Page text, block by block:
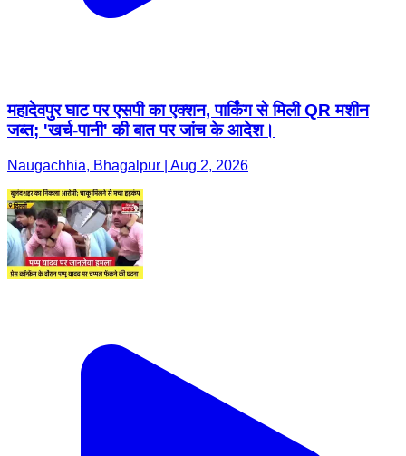
महादेवपुर घाट पर एसपी का एक्शन, पार्किंग से मिली QR मशीन
जब्त; 'खर्च-पानी' की बात पर जांच के आदेश।
Naugachhia, Bhagalpur | Aug 2, 2026